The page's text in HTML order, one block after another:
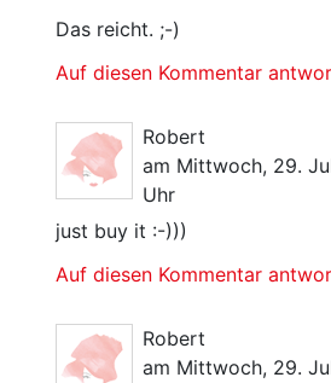
Das reicht. ;-)
Auf diesen Kommentar
Robert
am Mittwoch, 29.
Uhr
just buy it :-)))
Auf diesen Kommentar
Robert
am Mittwoch, 29.